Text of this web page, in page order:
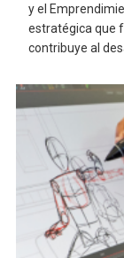
y el
estratégica que
contribuye al